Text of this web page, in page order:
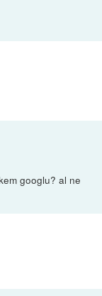
googlu? al ne